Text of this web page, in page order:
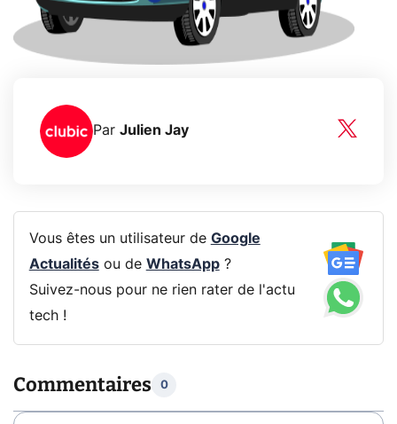
Par Julien Jay
Vous êtes un utilisateur de Google
Actualitésou de WhatsApp?
Suivez-nous pour ne rien rater de l'actu
tech !
Commentaires 0